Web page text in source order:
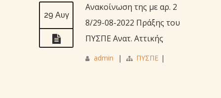
29 Αυγ
Ανακοίνωση της με αρ. 2
8/29-08-2022 Πράξης του
ΠΥΣΠΕ Ανατ. Αττικής
admin | ΠΥΣΠΕ |